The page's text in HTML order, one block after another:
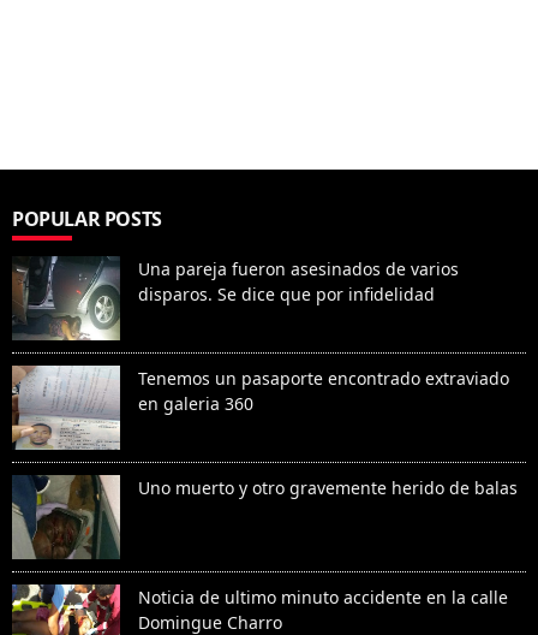
POPULAR POSTS
Una pareja fueron asesinados de varios
disparos. Se dice que por infidelidad
Tenemos un pasaporte encontrado extraviado
en galeria 360
Uno muerto y otro gravemente herido de balas
Noticia de ultimo minuto accidente en la calle
Domingue Charro